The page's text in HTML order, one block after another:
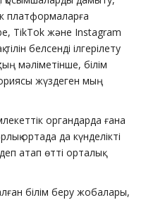
платформаларға
TikTok және Instagram
белсенді ілгерілету
мәліметінше, білім
жүздеген мың
органдарда ғана
ортада да күнделікті
атап өтті орталық
білім беру жобалары,